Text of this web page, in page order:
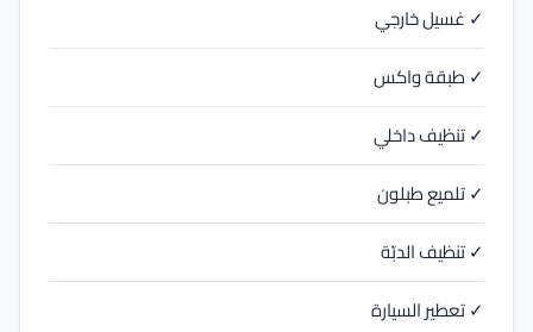
✓ غسيل خارجي
✓ طبقة واكس
✓ تنظيف داخلي
✓ تلميع طبلون
✓ تنظيف الدبّة
✓ تعطير السيارة